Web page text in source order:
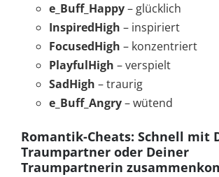
e_Buff_Happy– glücklich
InspiredHigh – inspiriert
FocusedHigh – konzentriert
PlayfulHigh – verspielt
SadHigh – traurig
e_Buff_Angry– wütend
Romantik-Cheats: Schnell mit
Traumpartner oder Deiner
Traumpartnerin